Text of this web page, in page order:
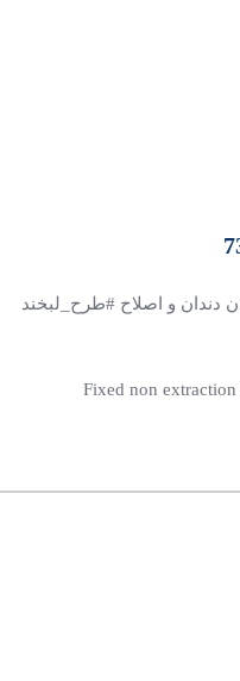
دندان و اصلاح #طرح_لبخند
Fixed non